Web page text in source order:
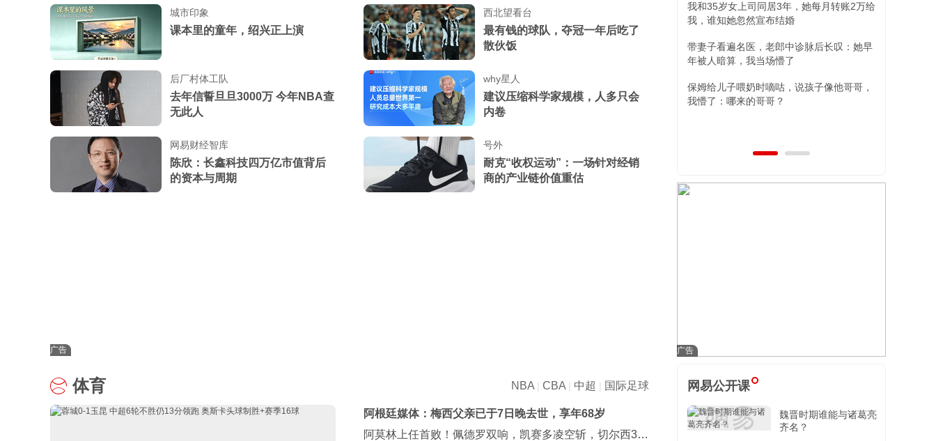
城市印象
课本里的童年，绍兴正上演
西北望看台
最有钱的球队，夺冠一年后吃了
散伙饭
后厂村体工队
去年信誓旦旦3000万 今年NBA查
无此人
why星人
建议压缩科学家规模，人多只会
内卷
网易财经智库
陈欣：长鑫科技四万亿市值背后
的资本与周期
号外
耐克“收权运动”：一场针对经销
商的产业链价值重估
广告
我和35岁女上司同居3年，她每月转账2万给
我，谁知她忽然宣布结婚
带妻子看遍名医，老郎中诊脉后长叹：她早
保姆给儿子喂奶时嘀咕，说孩子像他哥哥，
我懵了：哪来的哥哥？
替姐姐照顾外甥女，姐夫消失八年突然出
现，两女儿的决定让人泪目
体育 NBA | CBA | 中超 | 国际足球
阿根廷媒体：梅西父亲已于7日晚去世，享年68岁
阿莫林上任首败！佩德罗双响，凯赛多凌空斩，切尔西3-0
网易公开课
魏晋时期谁能与诸葛亮
齐名？